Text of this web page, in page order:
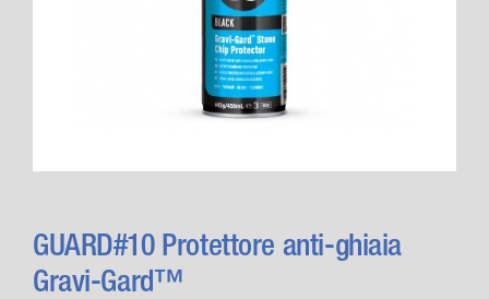
GUARD#10 Protettore anti-ghiaia
Gravi-Gard™